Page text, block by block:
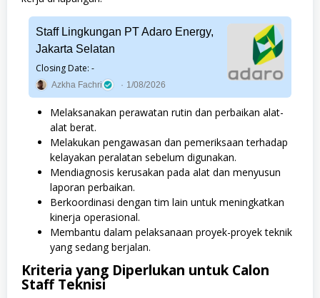
Staff Lingkungan PT Adaro Energy,
Jakarta Selatan
Closing Date: -
Azkha Fachri 1/08/2026
Melaksanakan perawatan rutin dan perbaikan alat-
alat berat.
Melakukan pengawasan dan pemeriksaan terhadap
kelayakan peralatan sebelum digunakan.
Mendiagnosis kerusakan pada alat dan menyusun
laporan perbaikan.
Berkoordinasi dengan tim lain untuk meningkatkan
kinerja operasional.
Membantu dalam pelaksanaan proyek-proyek teknik
yang sedang berjalan.
Kriteria yang Diperlukan untuk Calon
Staff Teknisi